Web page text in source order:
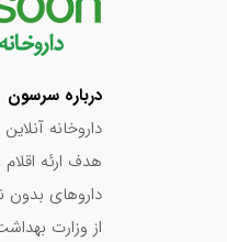
درباره سرسون
داروخانه
هدف ارئه
داروهای بدون
از وزارت